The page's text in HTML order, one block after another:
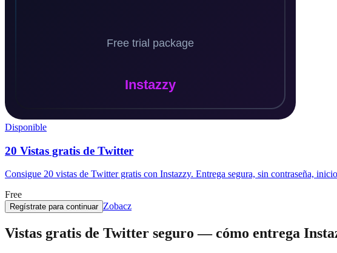
Disponible
20 Vistas gratis de Twitter
Consigue 20 vistas de Twitter gratis con Instazzy. Entrega segura, sin contraseña,
Free
Regístrate para continuar Zobacz
Vistas gratis de Twitter seguro — cómo entrega